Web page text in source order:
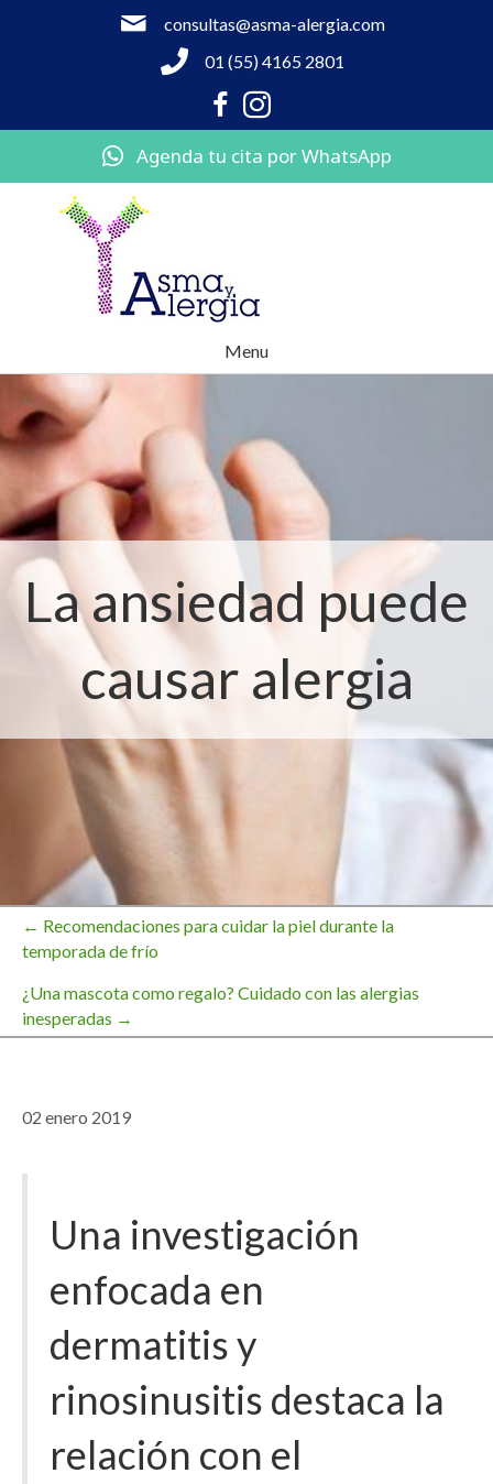
consultas@asma-alergia.com
01 (55) 4165 2801
Agenda tu cita por WhatsApp
Menu
La ansiedad puede
causar alergia
Navegación
de
entradas
← Recomendaciones para cuidar la piel durante la
temporada de frío
¿Una mascota como regalo? Cuidado con las alergias
inesperadas →
02 enero 2019
Una investigación
enfocada en
dermatitis y
rinosinusitis destaca la
relación con el